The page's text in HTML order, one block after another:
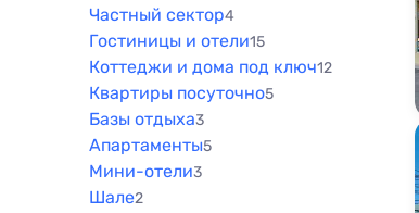
1500 м
1000 м
1500 м
Частный сектор4
Гостиницы и отели15
Коттеджи и дома под ключ12
Квартиры посуточно5
Базы отдыха3
Апартаменты5
Мини-отели3
Шале2